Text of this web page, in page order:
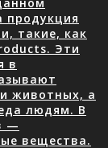
продукция
такие, как
Эти
в
животных, а
людям. В
—
вещества.